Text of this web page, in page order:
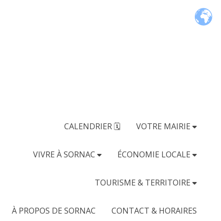
CALENDRIER 🗓 VOTRE MAIRIE
VIVRE À SORNAC ÉCONOMIE LOCALE
TOURISME & TERRITOIRE
À PROPOS DE SORNAC CONTACT & HORAIRES